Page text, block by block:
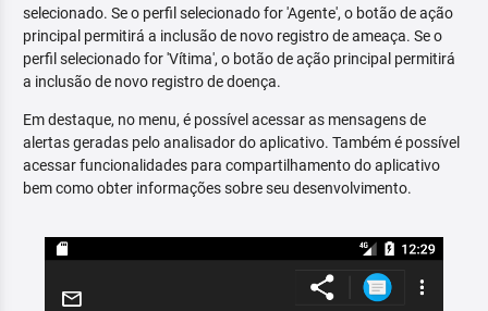
selecionado. Se o perfil selecionado for 'Agente', o botão de ação
principal permitirá a inclusão de novo registro de ameaça. Se o
perfil selecionado for 'Vítima', o botão de ação principal permitirá
a inclusão de novo registro de doença.
Em destaque, no menu, é possível acessar as mensagens de
alertas geradas pelo analisador do aplicativo. Também é possível
acessar funcionalidades para compartilhamento do aplicativo
bem como obter informações sobre seu desenvolvimento.